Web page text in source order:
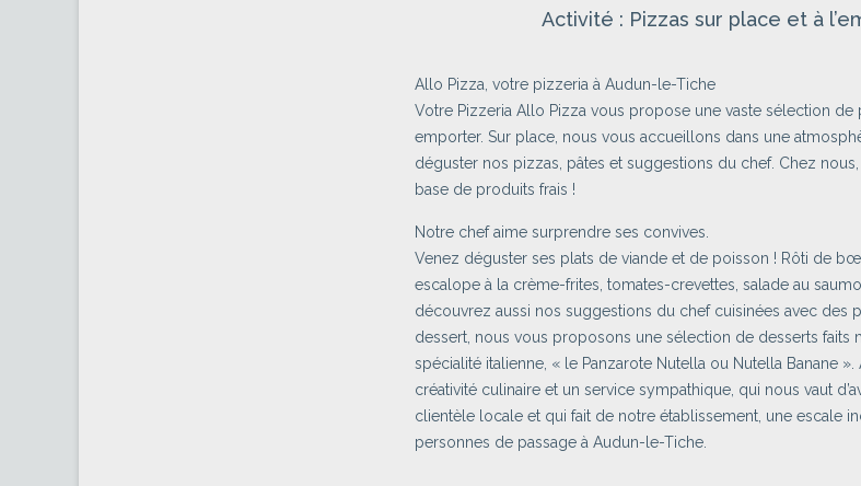
Activité : Pizzas sur place et à
Allo Pizza, votre pizzeria à Audun-le-Tiche
Votre Pizzeria Allo Pizza vous propose une vaste sélection de
emporter. Sur place, nous vous accueillons dans une
déguster nos pizzas, pâtes et suggestions du chef. Chez
base de produits frais !
Notre chef aime surprendre ses convives.
Venez déguster ses plats de viande et de poisson ! Rôti de
escalope à la crème-frites, tomates-crevettes, salade au
découvrez aussi nos suggestions du chef cuisinées avec des
dessert, nous vous proposons une sélection de desserts faits
spécialité italienne, « le Panzarote Nutella ou Nutella Banane ».
créativité culinaire et un service sympathique, qui nous vaut
clientèle locale et qui fait de notre établissement, une escale
personnes de passage à Audun-le-Tiche.